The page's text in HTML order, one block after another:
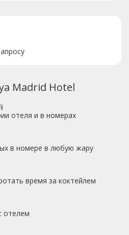
Madrid Hotel
отеля и в номерах
в номере в любую жару
время за коктейлем
отелем